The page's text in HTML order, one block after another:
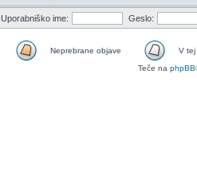
Uporabniško ime: Geslo:
Neprebrane objave
V tej
Teče na phpBB